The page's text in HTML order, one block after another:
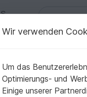
Woolly Hugs häkeln
mit 2 Bobbels
Wir verwenden
Um das
Optimierungs- und
Einige unserer